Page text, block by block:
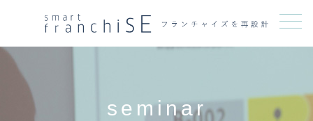
メニュー
seminar